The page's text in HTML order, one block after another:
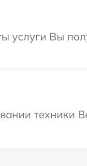
услуги Вы
техники